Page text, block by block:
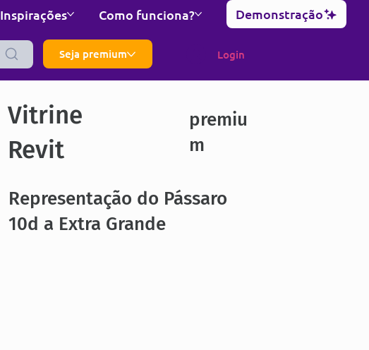
Inspirações Como funciona? Demonstração
Seja premium Login
Vitrine
Revit
premiu
m
Representação do Pássaro
10d a Extra Grande